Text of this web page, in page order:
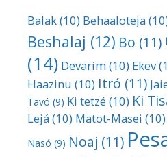
Balak(10) Behaaloteja
Beshalaj (12) Bo (11)
(14) Devarim(10) Ekev
Haazinu (10) Itró (11)
Tavó (9) Ki tetzé(10) Ki
Lejá(10) Matot-Masei (10)
Nasó (9) Noaj (11)